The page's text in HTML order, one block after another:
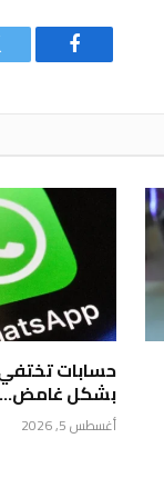
فيسبوك
حسابات
بشكل غامض…
أغسطس 5, 2026